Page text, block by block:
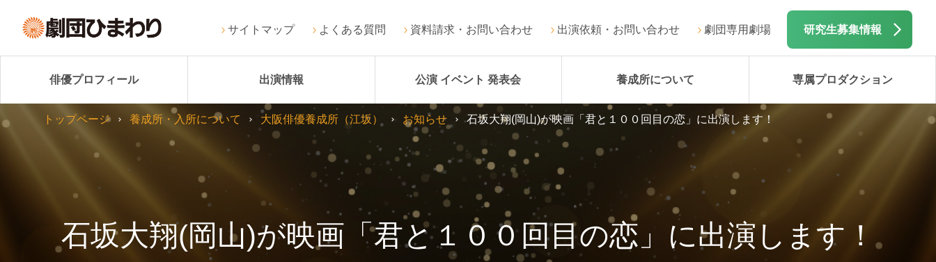
サイトマップ よくある質問 資料請求・お問い合わせ 出演依頼・お問い合わせ 劇団専用劇場 研究生募集情報
俳優プロフィール 出演情報 公演 イベント 発表会 養成所について 専属プロダクション
石坂大翔(岡山)が映画「君と１００回目の恋」に出演します！
トップページ 養成所・入所について 大阪俳優養成所（江坂） お知らせ 石坂大翔(岡山)が映画「君と１００回目の恋」に出演します！